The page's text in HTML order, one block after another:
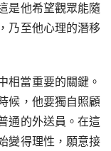
是他希望觀眾能隨
乃至他心理的潛移
相當重要的關鍵。
候，他要獨自照顧
通的外送員。在這
變得理性，願意接